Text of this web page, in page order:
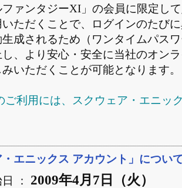
ファンタジーXI」の会員に限定し
ただくことで、ログインのたび
成されるため（ワンタイムパス
、より安心・安全に当社のオン
いただくことが可能となります。
利用には、スクウェア・エニッ
・エニックス アカウント」につい
： 2009年4月7日（火）